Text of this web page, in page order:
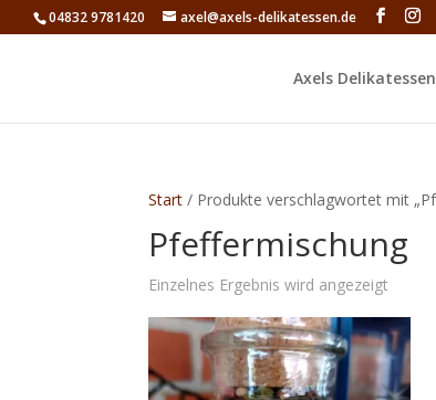
04832 9781420 axel@axels-delikatessen.de
Axels Delikatessen
Start / Produkte verschlagwortet mit
Pfeffermischung
Einzelnes Ergebnis wird angezeigt